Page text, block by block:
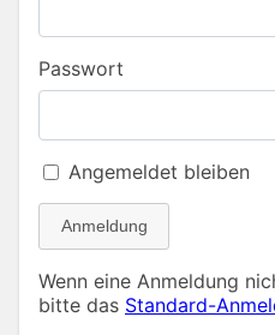
Passwort
Angemeldet bleiben
Anmeldung
Wenn eine Anmeldung
bitte das Standard-